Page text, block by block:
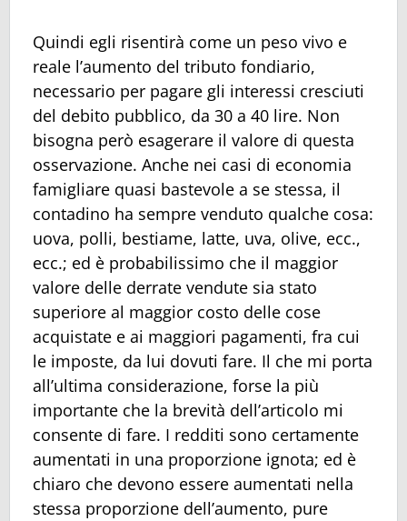
Quindi egli risentirà come un peso vivo e
reale l’aumento del tributo fondiario,
necessario per pagare gli interessi cresciuti
del debito pubblico, da 30 a 40 lire. Non
bisogna però esagerare il valore di questa
osservazione. Anche nei casi di economia
famigliare quasi bastevole a se stessa, il
contadino ha sempre venduto qualche cosa:
uova, polli, bestiame, latte, uva, olive, ecc.,
ecc.; ed è probabilissimo che il maggior
valore delle derrate vendute sia stato
superiore al maggior costo delle cose
acquistate e ai maggiori pagamenti, fra cui
le imposte, da lui dovuti fare. Il che mi porta
all’ultima considerazione, forse la più
importante che la brevità dell’articolo mi
consente di fare. I redditi sono certamente
aumentati in una proporzione ignota; ed è
chiaro che devono essere aumentati nella
stessa proporzione dell’aumento, pure